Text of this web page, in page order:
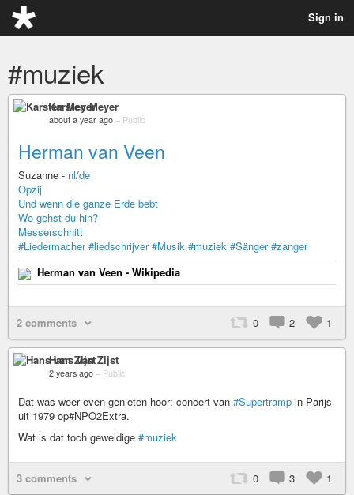
Sign in
#muziek
Karsten Meyer
about a year ago – Public
Herman van Veen
Suzanne - nl/de
Opzij
Und wenn die ganze Erde bebt
Wo gehst du hin?
Messerschnitt
#Liedermacher #liedschrijver #Musik #muziek #Sänger #zanger
Herman van Veen - Wikipedia
2 comments 0 2 1
Hans van Zijst
2 years ago – Public
Dat was weer even genieten hoor: concert van #Supertramp in Parijs
uit 1979 op#NPO2Extra.
Wat is dat toch geweldige #muziek
3 comments 0 3 1